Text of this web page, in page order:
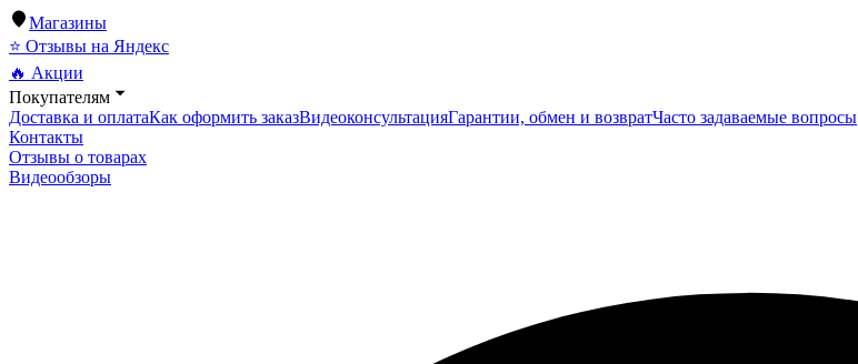
Магазины
⭐ Отзывы на Яндекс
🔥 Акции
Покупателям
Доставка и оплатаКак оформить заказВидеоконсультацияГарантии, обмен и возвратЧасто задаваемые вопросы
Контакты
Отзывы о товарах
Видеообзоры